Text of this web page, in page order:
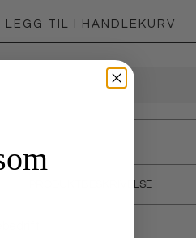
LEGG TIL I HANDLEKURV
PRODUKTBESKRIVELSE